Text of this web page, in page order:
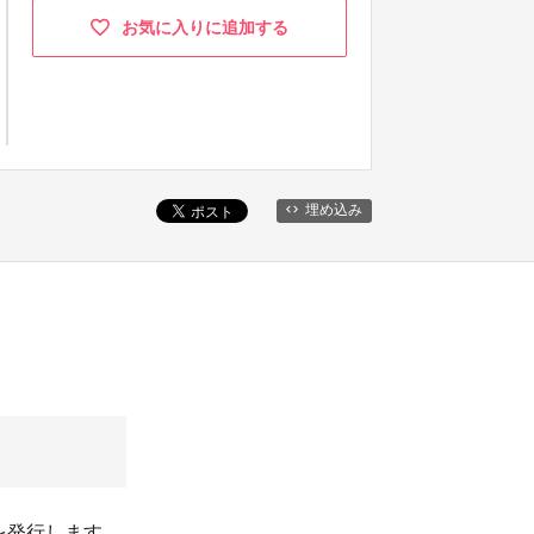
お気に入りに追加する
埋め込み